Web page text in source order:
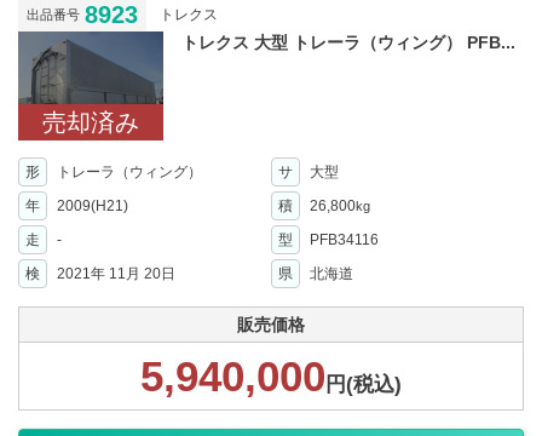
出品番号 8923 トレクス
売却済み
トレクス 大型 トレーラ（ウィング） PFB...
形 トレーラ（ウィング） サ
大型
年
2009(H21) 積 26,800kg
走 - 型
PFB34116
検
2021年 11月 20日 県 北海道
販売価格
5,940,000 円(税込)